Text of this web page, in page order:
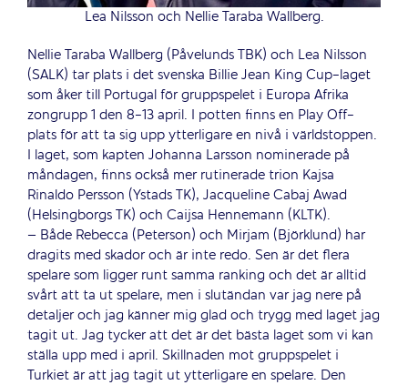
Lea Nilsson och Nellie Taraba Wallberg.
Nellie Taraba Wallberg (Påvelunds TBK) och Lea Nilsson
(SALK) tar plats i detsvenska Billie Jean King Cup-laget
som åker till Portugal för gruppspelet i Europa Afrika
zongrupp 1 den 8-13 april. I potten finns en Play Off-
plats för att ta sig upp ytterligare en nivå i världstoppen.
I laget, som kapten Johanna Larsson nominerade på
måndagen, finns också mer rutinerade trion Kajsa
Rinaldo Persson (Ystads TK), Jacqueline Cabaj Awad
(Helsingborgs TK) och Caijsa Hennemann (KLTK).
– Både Rebecca (Peterson) och Mirjam (Björklund) har
dragits med skador och är inte redo. Sen är det flera
spelare som ligger runt samma ranking och det är alltid
svårt att ta ut spelare, men i slutändan var jag nere på
detaljer och jag känner mig glad och trygg med laget jag
tagit ut. Jag tycker att det är det bästa laget som vi kan
ställa upp med i april. Skillnaden mot gruppspelet i
Turkiet är att jag tagit ut ytterligare en spelare. Den